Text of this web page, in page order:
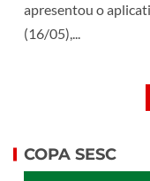
apresentou o
(16/05),...
COPA SESC